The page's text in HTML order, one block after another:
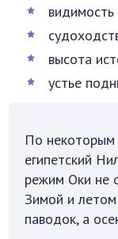
высота
устье
По некоторым
египетский
режим Оки не
Зимой и
паводок, а